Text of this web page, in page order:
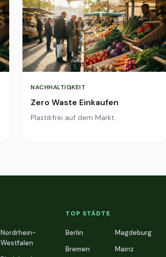
NACHHALTIGKEIT
Zero Waste Einkaufen
Plastikfrei auf dem Markt.
Nordrhein-
Westfalen
TOP STÄDTE
Berlin
Bremen
Magdeburg
Mainz